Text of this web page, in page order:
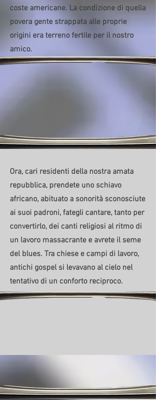
coste americane. La condizione di quella
povera gente strappata alle proprie
origini era terreno fertile per il nostro
amico.
Ora, cari residenti della nostra amata
repubblica, prendete uno schiavo
africano, abituato a sonorità sconosciute
ai suoi padroni, fategli cantare, tanto per
convertirlo, dei canti religiosi al ritmo di
un lavoro massacrante e avrete il seme
del blues. Tra chiese e campi di lavoro,
antichi gospel si levavano al cielo nel
tentativo di un conforto reciproco.